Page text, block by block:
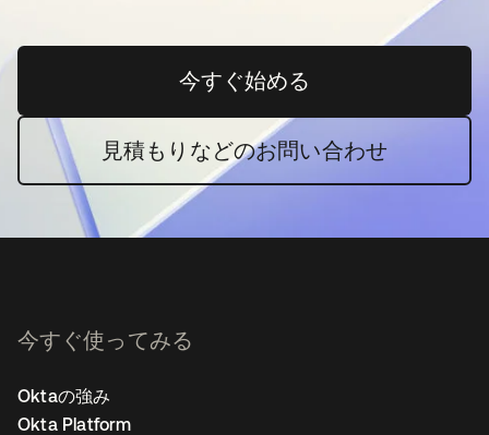
今すぐ始める新しいタブで開く
見積もりなどのお問い合わせ
今すぐ使ってみる
Oktaの強み
Okta Platform